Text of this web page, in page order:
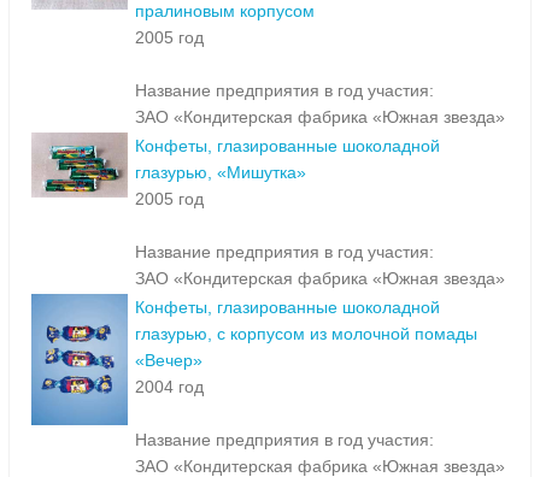
пралиновым корпусом
2005 год
Название предприятия в год участия:
ЗАО «Кондитерская фабрика «Южная звезда»
Конфеты, глазированные шоколадной
глазурью, «Мишутка»
2005 год
Название предприятия в год участия:
ЗАО «Кондитерская фабрика «Южная звезда»
Конфеты, глазированные шоколадной
глазурью, с корпусом из молочной помады
«Вечер»
2004 год
Название предприятия в год участия:
ЗАО «Кондитерская фабрика «Южная звезда»